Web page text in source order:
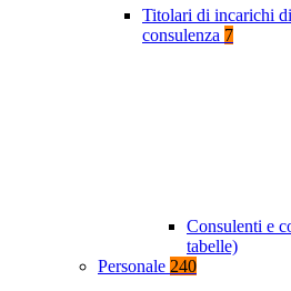
Titolari di incarichi
consulenza 7
Consulenti e
tabelle)
Personale 240